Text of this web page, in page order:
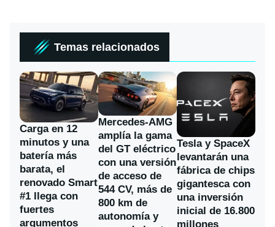
Temas relacionados
Carga en 12
minutos y una
batería más
barata, el
renovado Smart
#1 llega con
fuertes
argumentos
Mercedes-AMG
amplía la gama
del GT eléctrico
con una versión
de acceso de
544 CV, más de
800 km de
autonomía y
Tesla y SpaceX
levantarán una
fábrica de chips
gigantesca con
una inversión
inicial de 16.800
millones